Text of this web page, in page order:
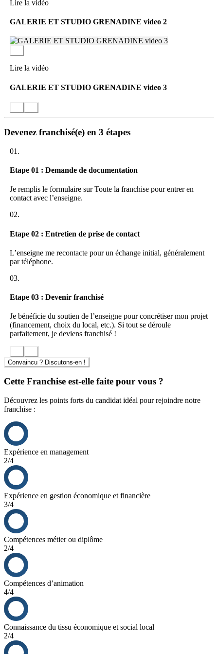
Lire la vidéo
GALERIE ET STUDIO GRENADINE video 2
Lire la vidéo
GALERIE ET STUDIO GRENADINE video 3
Devenez franchisé(e) en 3 étapes
01.
Etape 01 : Demande de documentation
Je remplis le formulaire sur Toute la franchise pour entrer en
contact avec l’enseigne.
02.
Etape 02 : Entretien de prise de contact
L’enseigne me recontacte pour un échange initial, généralement
par téléphone.
03.
Etape 03 : Devenir franchisé
Je bénéficie du soutien de l’enseigne pour concrétiser mon projet
(financement, choix du local, etc.). Si tout se déroule
parfaitement, je deviens franchisé !
Convaincu ? Discutons-en !
Cette Franchise est-elle faite pour vous ?
Découvrez les points forts du candidat idéal pour rejoindre notre
franchise :
Expérience en management
2/4
Expérience en gestion économique et financière
3/4
Compétences métier ou diplôme
2/4
Compétences d’animation
4/4
Connaissance du tissu économique et social local
2/4